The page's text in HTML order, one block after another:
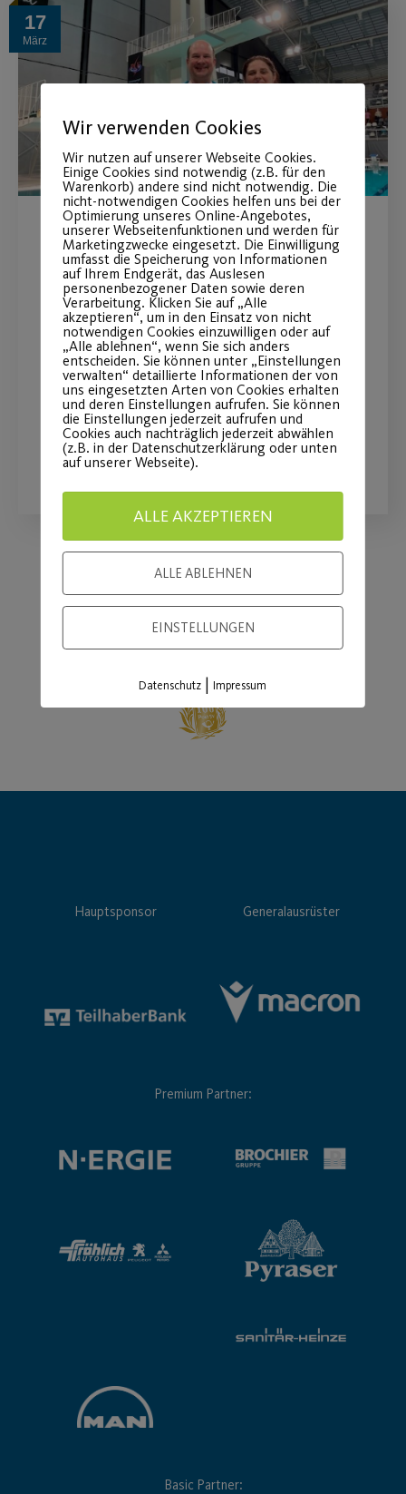
17
März
Medaillenregen für die
Wasserspringer des Post SV
Einen gelungenen Auftakt in die
Saison 2023 konnten die
Wasserspringer beim PSV Masters
Diving Cup in Eindhoven feiern.
WEITERLESEN
Hauptsponsor Generalausrüster
Premium Partner:
Basic Partner:
Wir verwenden Cookies
Wir nutzen auf unserer Webseite Cookies.
Einige Cookies sind notwendig (z.B. für den
Warenkorb) andere sind nicht notwendig. Die
nicht-notwendigen Cookies helfen uns bei der
Optimierung unseres Online-Angebotes,
unserer Webseitenfunktionen und werden für
Marketingzwecke eingesetzt. Die Einwilligung
umfasst die Speicherung von Informationen
auf Ihrem Endgerät, das Auslesen
personenbezogener Daten sowie deren
Verarbeitung. Klicken Sie auf „Alle
akzeptieren“, um in den Einsatz von nicht
notwendigen Cookies einzuwilligen oder auf
„Alle ablehnen“, wenn Sie sich anders
entscheiden. Sie können unter „Einstellungen
verwalten“ detaillierte Informationen der von
uns eingesetzten Arten von Cookies erhalten
und deren Einstellungen aufrufen. Sie können
die Einstellungen jederzeit aufrufen und
Cookies auch nachträglich jederzeit abwählen
(z.B. in der Datenschutzerklärung oder unten
auf unserer Webseite).
ALLE AKZEPTIEREN
ALLE ABLEHNEN
EINSTELLUNGEN
Datenschutz |Impressum